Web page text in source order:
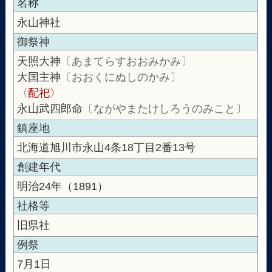
名称
永山神社
御祭神
天照大神 〔あまてらすおおみかみ〕
大国主神 〔おおくにぬしのかみ〕
〈配祀〉
永山武四郎命 〔ながやまたけしろうのみこと〕
鎮座地
北海道旭川市永山4条18丁目2番13号
創建年代
明治24年（1891）
社格等
旧県社
例祭
7月1日